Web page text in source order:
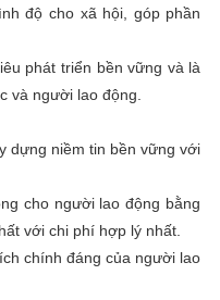
độ cho xã hội, góp phần
phát triển bền vững và là
và người lao động.
dựng niềm tin bền vững với
cho người lao động bằng
với chi phí hợp lý nhất.
chính đáng của người lao